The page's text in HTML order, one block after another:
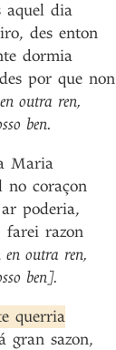
aquel dia
, des enton
dormia
por que non
en outra ren,
ben.
Maria
no coraçon
ar poderia,
farei razon
en outra ren,
ben].
querria
gran sazon,